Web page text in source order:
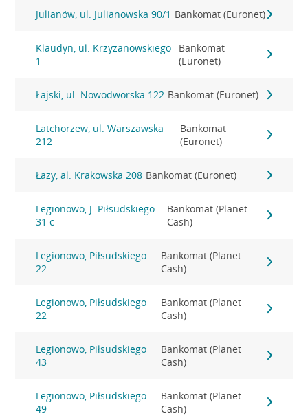
Julianów, ul. Julianowska 90/1 Bankomat (Euronet)
Klaudyn, ul. Krzyżanowskiego
1
Bankomat
(Euronet)
Łajski, ul. Nowodworska 122 Bankomat (Euronet)
Latchorzew, ul. Warszawska
212
Bankomat
(Euronet)
Łazy, al. Krakowska 208 Bankomat (Euronet)
Legionowo, J. Piłsudskiego
31 c
Bankomat (Planet
Cash)
Legionowo, Piłsudskiego
22
Bankomat (Planet
Cash)
Legionowo, Piłsudskiego
22
Bankomat (Planet
Cash)
Legionowo, Piłsudskiego
43
Bankomat (Planet
Cash)
Legionowo, Piłsudskiego
49
Bankomat (Planet
Cash)